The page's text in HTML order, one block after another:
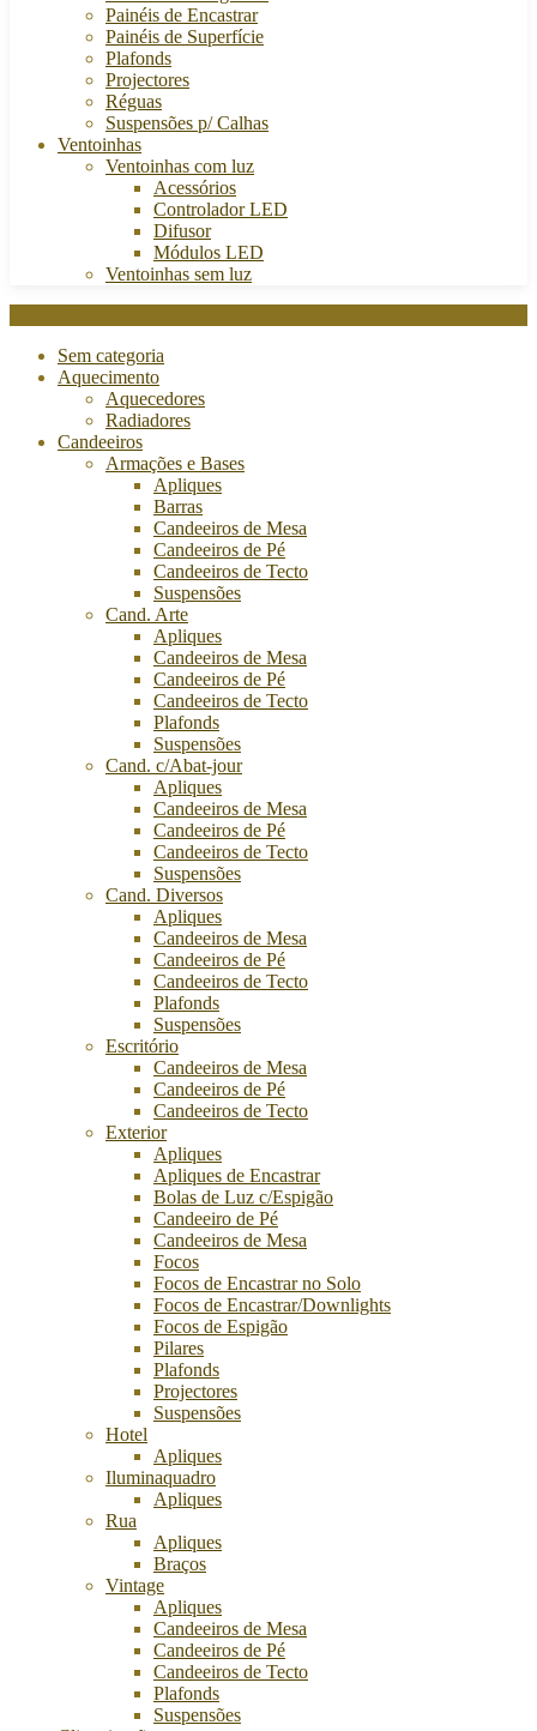
Painéis de Encastrar
Painéis de Superfície
Plafonds
Projectores
Réguas
Suspensões p/ Calhas
Ventoinhas
Ventoinhas com luz
Acessórios
Controlador LED
Difusor
Módulos LED
Ventoinhas sem luz
Sem categoria
Aquecimento
Aquecedores
Radiadores
Candeeiros
Armações e Bases
Apliques
Barras
Candeeiros de Mesa
Candeeiros de Pé
Candeeiros de Tecto
Suspensões
Cand. Arte
Apliques
Candeeiros de Mesa
Candeeiros de Pé
Candeeiros de Tecto
Plafonds
Suspensões
Cand. c/Abat-jour
Apliques
Candeeiros de Mesa
Candeeiros de Pé
Candeeiros de Tecto
Suspensões
Cand. Diversos
Apliques
Candeeiros de Mesa
Candeeiros de Pé
Candeeiros de Tecto
Plafonds
Suspensões
Escritório
Candeeiros de Mesa
Candeeiros de Pé
Candeeiros de Tecto
Exterior
Apliques
Apliques de Encastrar
Bolas de Luz c/Espigão
Candeeiro de Pé
Candeeiros de Mesa
Focos
Focos de Encastrar no Solo
Focos de Encastrar/Downlights
Focos de Espigão
Pilares
Plafonds
Projectores
Suspensões
Hotel
Apliques
Iluminaquadro
Apliques
Rua
Apliques
Braços
Vintage
Apliques
Candeeiros de Mesa
Candeeiros de Pé
Candeeiros de Tecto
Plafonds
Suspensões